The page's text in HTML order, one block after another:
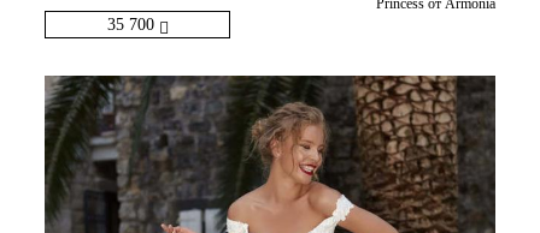
35 700
Princess от Armonia